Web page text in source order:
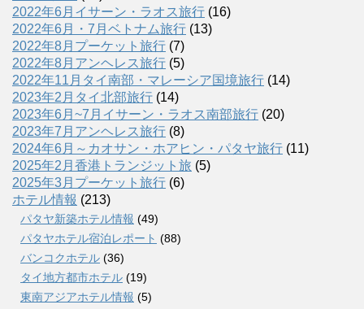
2022年6月イサーン・ラオス旅行 (16)
2022年6月・7月ベトナム旅行 (13)
2022年8月プーケット旅行 (7)
2022年8月アンヘレス旅行 (5)
2022年11月タイ南部・マレーシア国境旅行 (14)
2023年2月タイ北部旅行 (14)
2023年6月~7月イサーン・ラオス南部旅行 (20)
2023年7月アンヘレス旅行 (8)
2024年6月～カオサン・ホアヒン・パタヤ旅行 (11)
2025年2月香港トランジット旅 (5)
2025年3月プーケット旅行 (6)
ホテル情報 (213)
パタヤ新築ホテル情報 (49)
パタヤホテル宿泊レポート (88)
バンコクホテル (36)
タイ地方都市ホテル (19)
東南アジアホテル情報 (5)